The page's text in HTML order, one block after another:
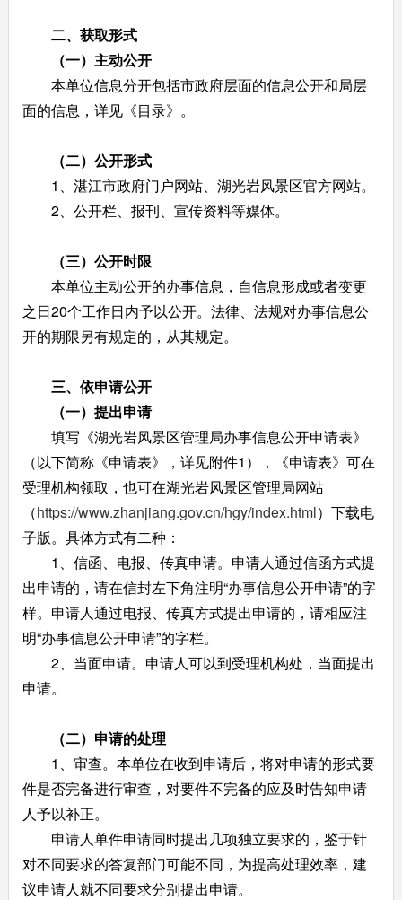
二、获取形式
（一）主动公开
本单位信息分开包括市政府层面的信息公开和局层
面的信息，详见《目录》。
（二）公开形式
1、湛江市政府门户网站、湖光岩风景区官方网站。
2、公开栏、报刊、宣传资料等媒体。
（三）公开时限
本单位主动公开的办事信息，自信息形成或者变更
之日20个工作日内予以公开。法律、法规对办事信息公
开的期限另有规定的，从其规定。
三、依申请公开
（一）提出申请
填写《湖光岩风景区管理局办事信息公开申请表》
（以下简称《申请表》，详见附件1），《申请表》可在
受理机构领取，也可在湖光岩风景区管理局网站
（https://www.zhanjiang.gov.cn/hgy/index.html）下载电
子版。具体方式有二种：
1、信函、电报、传真申请。申请人通过信函方式提
出申请的，请在信封左下角注明“办事信息公开申请”的字
样。申请人通过电报、传真方式提出申请的，请相应注
明“办事信息公开申请”的字栏。
2、当面申请。申请人可以到受理机构处，当面提出
申请。
（二）申请的处理
1、审查。本单位在收到申请后，将对申请的形式要
件是否完备进行审查，对要件不完备的应及时告知申请
人予以补正。
申请人单件申请同时提出几项独立要求的，鉴于针
对不同要求的答复部门可能不同，为提高处理效率，建
议申请人就不同要求分别提出申请。